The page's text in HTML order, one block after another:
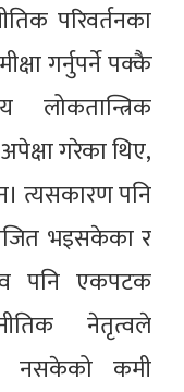
परिवर्तनका
गर्नुपर्ने पक्कै
गरेका थिए,
त्यसकारण पनि
भइसकेका र
पनि एकपटक
नेतृत्वले
नसकेको कमी